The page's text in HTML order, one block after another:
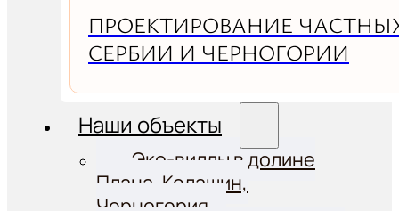
ПРОЕКТИРОВАНИЕ
СЕРБИИ И ЧЕРНОГОРИИ
Наши объекты
Эко-виллы в долине
Плана, Колашин,
Черногория